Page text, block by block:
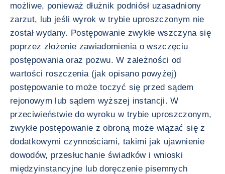
możliwe, ponieważ dłużnik podniósł uzasadniony
zarzut, lub jeśli wyrok w trybie uproszczonym nie
został wydany. Postępowanie zwykłe wszczyna się
poprzez złożenie zawiadomienia o wszczęciu
postępowania oraz pozwu. W zależności od
wartości roszczenia (jak opisano powyżej)
postępowanie to może toczyć się przed sądem
rejonowym lub sądem wyższej instancji. W
przeciwieństwie do wyroku w trybie uproszczonym,
zwykłe postępowanie z obroną może wiązać się z
dodatkowymi czynnościami, takimi jak ujawnienie
dowodów, przesłuchanie świadków i wnioski
międzyinstancyjne lub doręczenie pisemnych